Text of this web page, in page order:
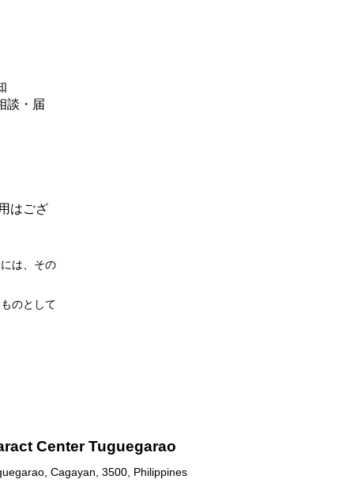
談・届
はござ
は、その
のとして
Center Tuguegarao
Cagayan, 3500, Philippines